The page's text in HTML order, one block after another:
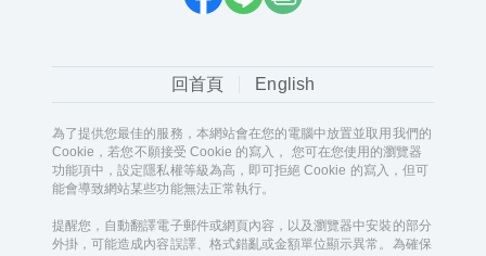
回首頁 English
為了提供您最佳的服務，本網站會在您的電腦中放置並取用我們的
Cookie，若您不願接受 Cookie 的寫入， 您可在您使用的瀏覽器
功能項中，設定隱私權等級為高，即可拒絕 Cookie 的寫入，但可
能會導致網站某些功能無法正常執行。
提醒您，自動翻譯電子郵件或網頁內容，以及瀏覽器中安裝的部分
外掛，可能造成內容誤譯、格式錯亂或金額單位顯示異常。為確保